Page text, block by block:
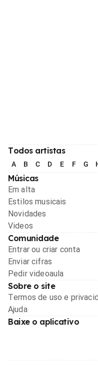
Todos artistas
A B C D E F G
Músicas
Em alta
Estilos musicais
Novidades
Videos
Comunidade
Entrar ou criar conta
Enviar cifras
Pedir videoaula
Sobre o site
Termos de uso e
Ajuda
Baixe o aplicativo